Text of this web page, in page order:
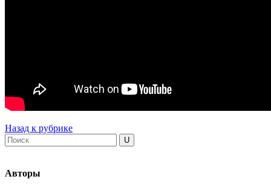
Назад к рубрике
Авторы